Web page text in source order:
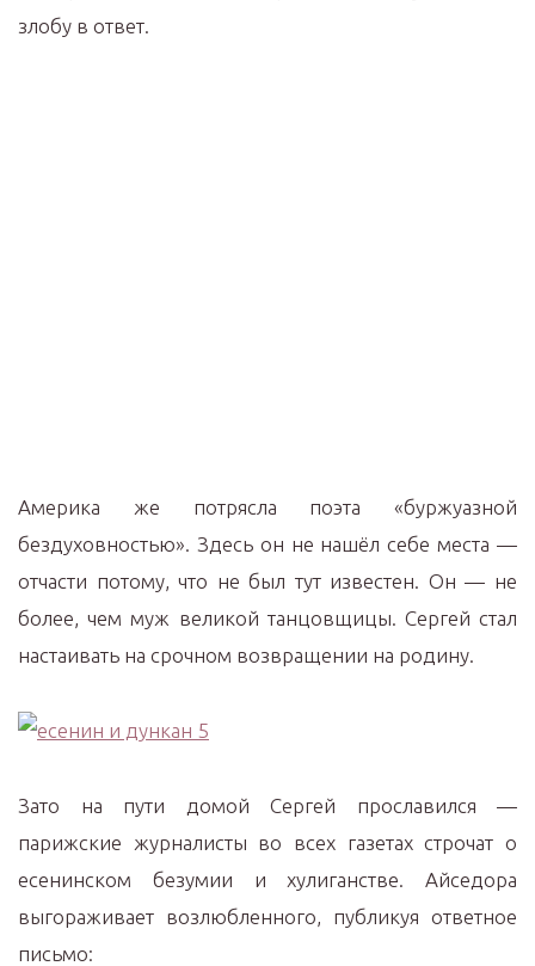
злобу в ответ.
Америка же потрясла поэта «буржуазной
бездуховностью». Здесь он не нашёл себе места —
отчасти потому, что не был тут известен. Он — не
более, чем муж великой танцовщицы. Сергей стал
настаивать на срочном возвращении на родину.
Зато на пути домой Сергей прославился —
парижские журналисты во всех газетах строчат о
есенинском безумии и хулиганстве. Айседора
выгораживает возлюбленного, публикуя ответное
письмо: